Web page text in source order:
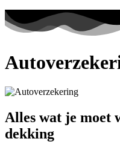
Alles wat je moet
dekking